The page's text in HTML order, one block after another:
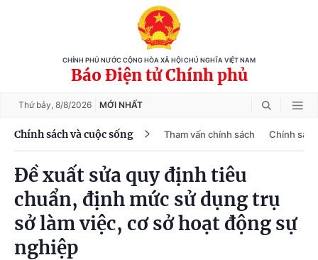
CHÍNH PHỦ NƯỚC CỘNG HÒA XÃ HỘI CHỦ NGHĨA VIỆT NAM
Báo Điện tử Chính phủ
Thứ bảy, 8/8/2026 MỚI NHẤT
Chính sách và cuộc sống Tham vấn chính sách Chính
Đề xuất sửa quy định tiêu
chuẩn, định mức sử dụng trụ
sở làm việc, cơ sở hoạt động sự
nghiệp